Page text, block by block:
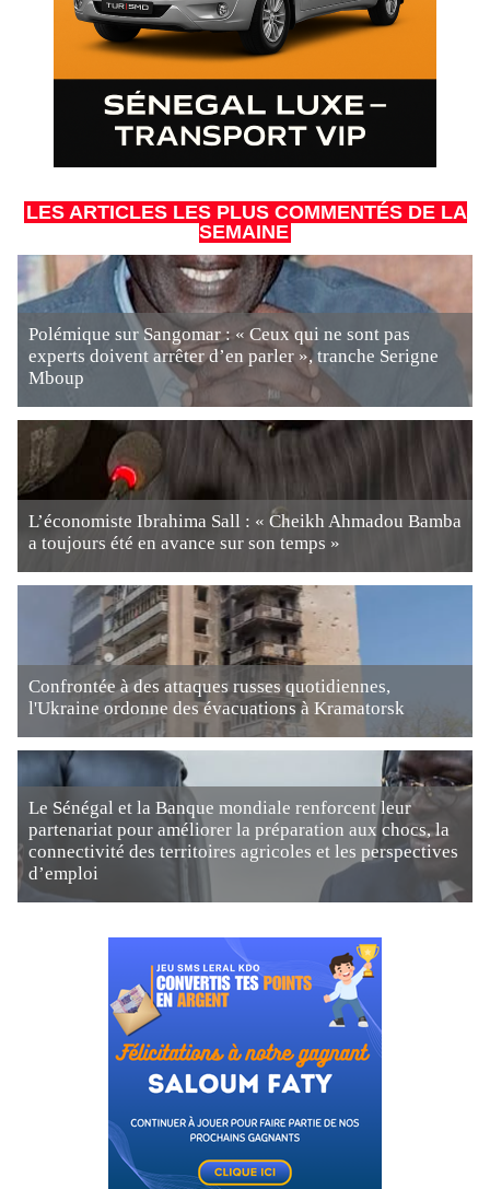
LES ARTICLES LES PLUS COMMENTÉS DE LA
SEMAINE
Polémique sur Sangomar : « Ceux qui ne sont pas
experts doivent arrêter d’en parler », tranche Serigne
Mboup
L’économiste Ibrahima Sall : « Cheikh Ahmadou Bamba
a toujours été en avance sur son temps »
Confrontée à des attaques russes quotidiennes,
l'Ukraine ordonne des évacuations à Kramatorsk
Le Sénégal et la Banque mondiale renforcent leur
partenariat pour améliorer la préparation aux chocs, la
connectivité des territoires agricoles et les perspectives
d’emploi